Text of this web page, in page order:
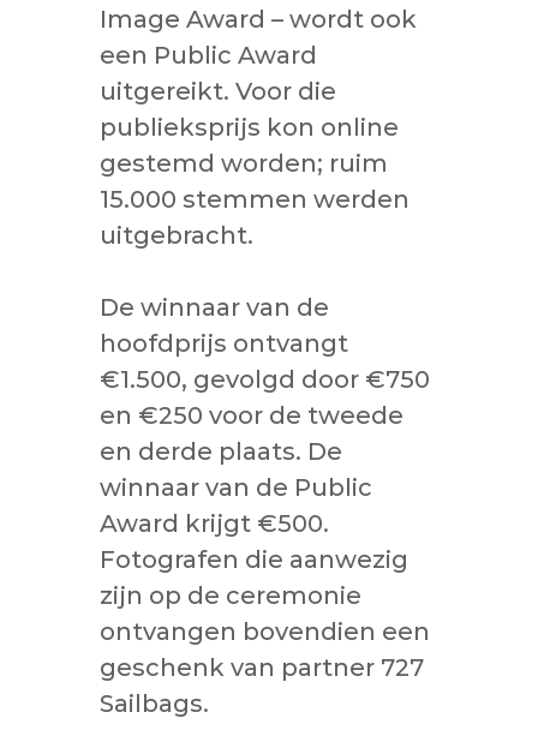
Image Award – wordt ook
een Public Award
uitgereikt. Voor die
publieksprijs kon online
gestemd worden; ruim
15.000 stemmen werden
uitgebracht.
De winnaar van de
hoofdprijs ontvangt
€1.500, gevolgd door €750
en €250 voor de tweede
en derde plaats. De
winnaar van de Public
Award krijgt €500.
Fotografen die aanwezig
zijn op de ceremonie
ontvangen bovendien een
geschenk van partner 727
Sailbags.